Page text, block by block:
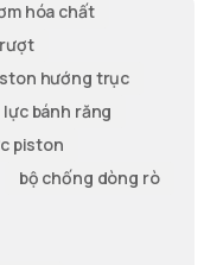
hóa chất
hướng trục
bánh răng
piston
bộ chống dòng rò